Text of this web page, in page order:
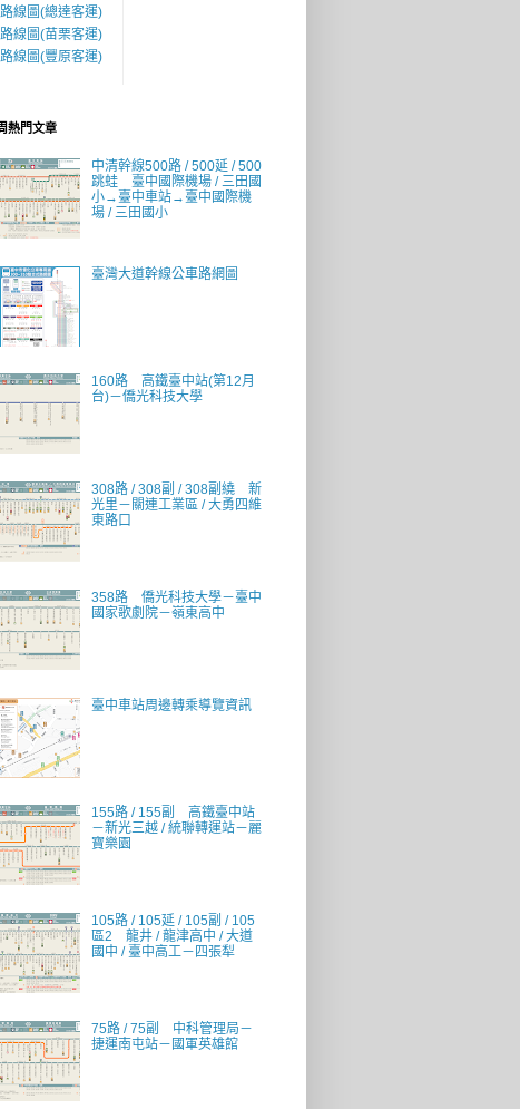
路線圖(總達客運)
路線圖(苗栗客運)
路線圖(豐原客運)
熱門文章
中清幹線500路 / 500延 / 500
跳蛙 臺中國際機場 / 三田國
小→臺中車站→臺中國際機
場 / 三田國小
臺灣大道幹線公車路網圖
160路 高鐵臺中站(第12月
台)－僑光科技大學
308路 / 308副 / 308副繞 新
光里－關連工業區 / 大勇四維
東路口
358路 僑光科技大學－臺中
國家歌劇院－嶺東高中
臺中車站周邊轉乘導覽資訊
155路 / 155副 高鐵臺中站
－新光三越 / 統聯轉運站－麗
寶樂園
105路 / 105延 / 105副 / 105
區2 龍井 / 龍津高中 / 大道
國中 / 臺中高工－四張犁
75路 / 75副 中科管理局－
捷運南屯站－國軍英雄館